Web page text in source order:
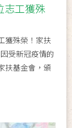
志工獲殊
獲殊榮！家扶
受新冠疫情的
扶基金會，頒